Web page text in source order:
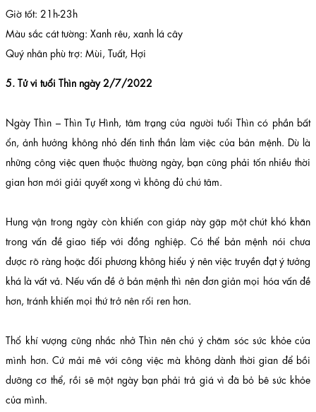
Giờ tốt: 21h-23h
Màu sắc cát tường: Xanh rêu, xanh lá cây
Quý nhân phù trợ: Mùi, Tuất, Hợi
5. Tử vi tuổi Thìn ngày 2/7/2022
Ngày Thìn – Thìn Tự Hình, tâm trạng của người tuổi Thìn có phần bất
ổn, ảnh hưởng không nhỏ đến tinh thần làm việc của bản mệnh. Dù là
những công việc quen thuộc thường ngày, bạn cũng phải tốn nhiều thời
gian hơn mới giải quyết xong vì không đủ chú tâm.
Hung vận trong ngày còn khiến con giáp này gặp một chút khó khăn
trong vấn đề giao tiếp với đồng nghiệp. Có thể bản mệnh nói chưa
được rõ ràng hoặc đối phương không hiểu ý nên việc truyền đạt ý tưởng
khá là vất vả. Nếu vấn đề ở bản mệnh thì nên đơn giản mọi hóa vấn đề
hơn, tránh khiến mọi thứ trở nên rối ren hơn.
Thổ khí vượng cũng nhắc nhở Thìn nên chú ý chăm sóc sức khỏe của
mình hơn. Cứ mải mê với công việc mà không dành thời gian để bồi
dưỡng cơ thể, rồi sẽ một ngày bạn phải trả giá vì đã bỏ bê sức khỏe
của mình.